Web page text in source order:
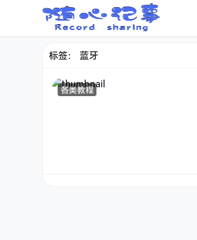
标签： 蓝牙
各类教程